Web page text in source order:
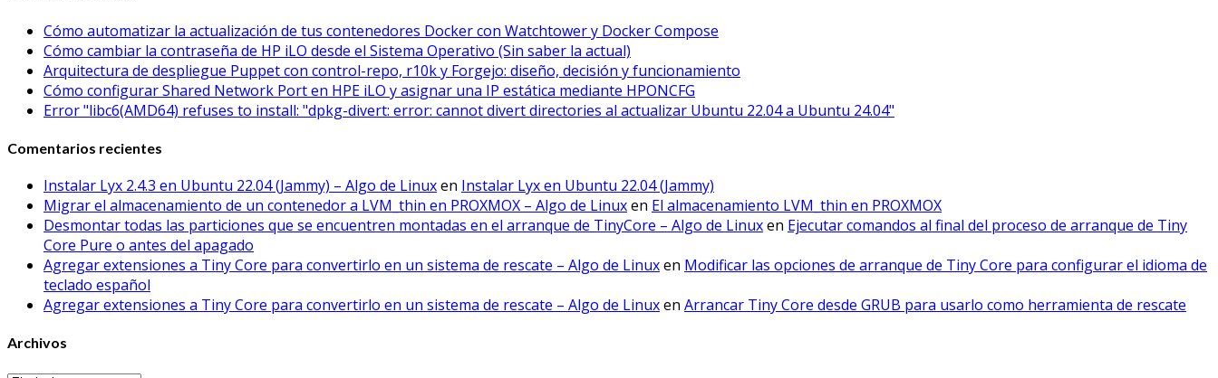
Cómo automatizar la actualización de tus contenedores Docker con Watchtower y Docker Compose
Cómo cambiar la contraseña de HP iLO desde el Sistema Operativo (Sin saber la actual)
Arquitectura de despliegue Puppet con control-repo, r10k y Forgejo: diseño, decisión y funcionamiento
Cómo configurar Shared Network Port en HPE iLO y asignar una IP estática mediante HPONCFG
Error "libc6(AMD64) refuses to install: "dpkg-divert: error: cannot divert directories al actualizar Ubuntu 22.04 a Ubuntu 24.04"
Comentarios recientes
Instalar Lyx 2.4.3 en Ubuntu 22.04 (Jammy) – Algo de Linuxen Instalar Lyx en Ubuntu 22.04 (Jammy)
Migrar el almacenamiento de un contenedor a LVM_thin en PROXMOX – Algo de Linuxen El almacenamiento LVM_thin en PROXMOX
Desmontar todas las particiones que se encuentren montadas en el arranque de TinyCore – Algo de Linuxen Ejecutar comandos al final del proceso de arranque de Tiny
Core Pure o antes del apagado
Agregar extensiones a Tiny Core para convertirlo en un sistema de rescate – Algo de Linuxen Modificar las opciones de arranque de Tiny Core para configurar el idioma de
teclado español
Agregar extensiones a Tiny Core para convertirlo en un sistema de rescate – Algo de Linuxen Arrancar Tiny Core desde GRUB para usarlo como herramienta de rescate
Archivos